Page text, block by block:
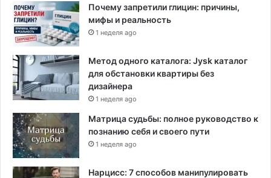
Почему запретили глицин: причины,
мифы и реальность
1 неделя ago
Метод одного каталога: Jysk каталог
для обстановки квартиры без
дизайнера
1 неделя ago
Матрица судьбы: полное руководство к
познанию себя и своего пути
1 неделя ago
Нарцисс: 7 способов манипулировать